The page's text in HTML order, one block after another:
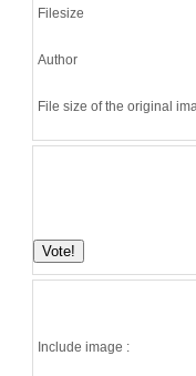
Filesize
Author
File size of the original
Include image :